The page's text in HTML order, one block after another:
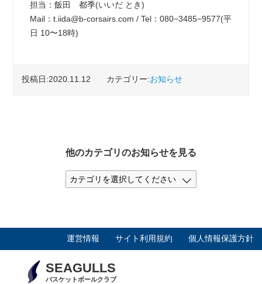
担当：飯田 都季(いいだ とき)
Mail：t.iida@b-corsairs.com / Tel：080−3485−9577(平
日 10〜18時)
投稿日:2020.11.12 カテゴリー:お知らせ
他のカテゴリのお知らせを見る
運営情報 サイト利用規約 個人情報保護方針
SEAGULLS
バスケットボールクラブ